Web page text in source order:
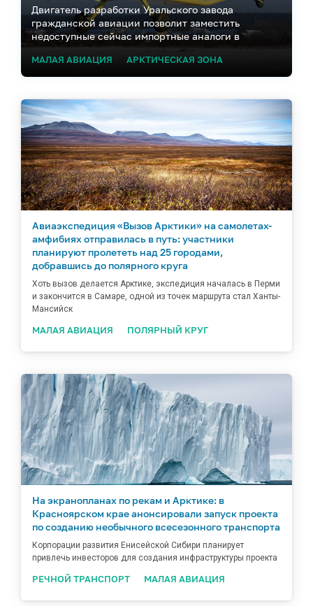
Двигатель разработки Уральского завода
гражданской авиации позволит заместить
недоступные сейчас импортные аналоги в
самолетах, особенно востребованных в
труднодоступных районах с суровыми
климатическими условиями
МАЛАЯ АВИАЦИЯ АРКТИЧЕСКАЯ ЗОНА
Авиаэкспедиция «Вызов Арктики» на самолетах-
амфибиях отправилась в путь: участники
планируют пролететь над 25 городами,
добравшись до полярного круга
Хоть вызов делается Арктике, экспедиция началась в Перми
и закончится в Самаре, одной из точек маршрута стал Ханты-
Мансийск
МАЛАЯ АВИАЦИЯ ПОЛЯРНЫЙ КРУГ
На экранопланах по рекам и Арктике: в
Красноярском крае анонсировали запуск проекта
по созданию необычного всесезонного транспорта
Корпорации развития Енисейской Сибири планирует
привлечь инвесторов для создания инфраструктуры проекта
РЕЧНОЙ ТРАНСПОРТ МАЛАЯ АВИАЦИЯ